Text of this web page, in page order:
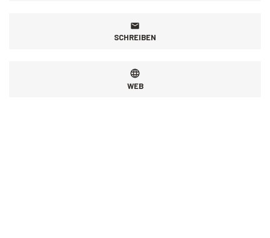
SCHREIBEN
WEB